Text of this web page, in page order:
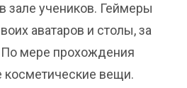
учеников. Геймеры
аватаров и столы, за
мере прохождения
вещи.